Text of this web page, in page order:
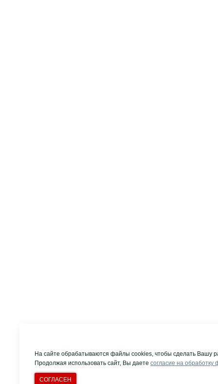
На сайте обрабатываются файлы cookies, чтобы сделать Вашу
Продолжая использовать сайт, Вы даете согласие на обработку
СОГЛАСЕН